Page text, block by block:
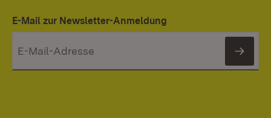
E-Mail zur Newsletter-Anmeldung